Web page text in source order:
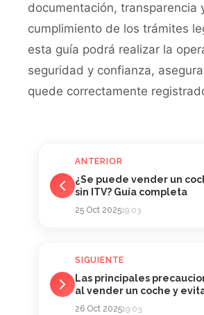
documentación, transparencia
cumplimiento de los trámites
esta guía podrá realizar la
seguridad y confianza,
quede correctamente
ANTERIOR
¿Se puede vender un
sin ITV? Guía completa
25 Oct 202519:03
SIGUIENTE
Las principales
al vender un coche y
problemas
26 Oct 202519:03